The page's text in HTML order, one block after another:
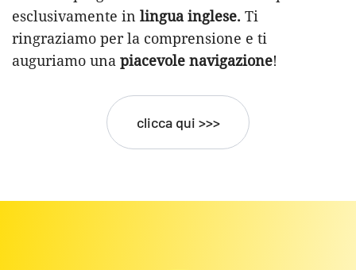
esclusivamente in lingua inglese. Ti
ringraziamo per la comprensione e ti
auguriamo una piacevole navigazione!
clicca qui >>>